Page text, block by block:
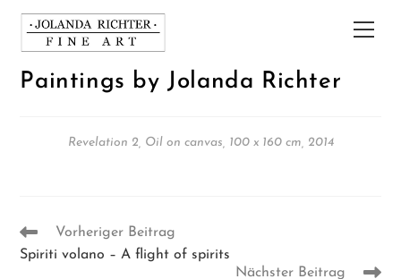
Inhalt
springen
Paintings by Jolanda Richter
Revelation 2, Oil on canvas, 100 x 160 cm, 2014
Weitere
Artikel
ansehen
Vorheriger Beitrag
Spiriti volano – A flight of spirits
Nächster Beitrag